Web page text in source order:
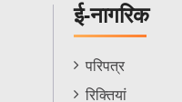
ई-नागरिक
E-
Citizen
परिपत्र
रिक्तियां